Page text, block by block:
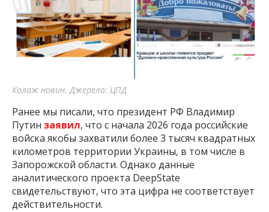
Колаж новин. Джерело: ЦПД
Ранее мы писали, что президент РФ Владимир
Путин заявил, что с начала 2026 года российские
войска якобы захватили более 3 тысяч квадратных
километров территории Украины, в том числе в
Запорожской области. Однако данные
аналитического проекта DeepState
свидетельствуют, что эта цифра не соответствует
действительности.